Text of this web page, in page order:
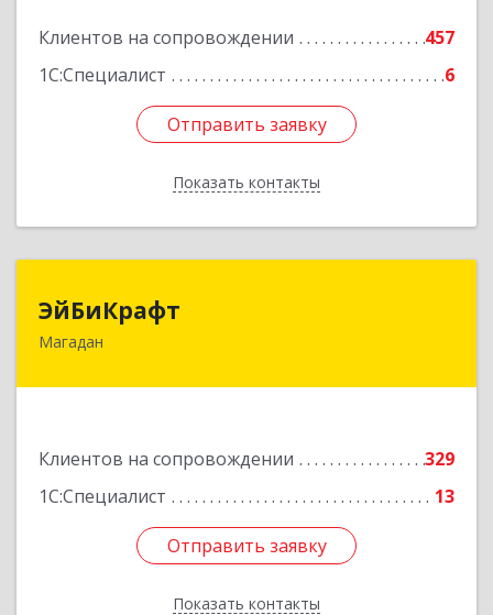
Клиентов на сопровождении
457
1С:Специалист
6
Отправить заявку
Показать контакты
Подробнее
Отправить заявку
Назад
ЭйБиКрафт
Магадан
Клиентов на сопровождении
329
1С:Специалист
13
Отправить заявку
Показать контакты
685000, Магаданская обл, Магадан г, Полярная
Отправить заявку
Назад